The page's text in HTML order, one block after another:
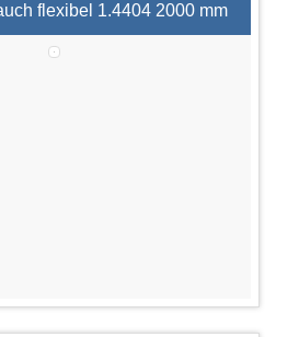
flexibel 1.4404 2000 mm